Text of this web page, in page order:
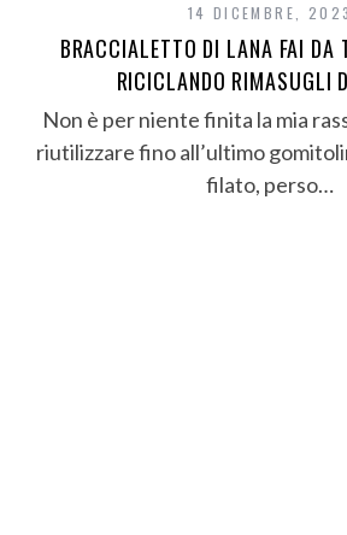
14 DICEMBRE, 2023
BRACCIALETTO DI LANA FAI
RICICLANDO RIMASUGLI
Non è per niente finita la mia
riutilizzare fino all’ultimo
filato, perso…